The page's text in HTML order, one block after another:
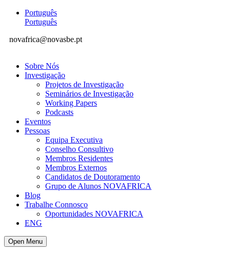
Português
Português
novafrica@novasbe.pt
Sobre Nós
Investigação
Projetos de Investigação
Seminários de Investigação
Working Papers
Podcasts
Eventos
Pessoas
Equipa Executiva
Conselho Consultivo
Membros Residentes
Membros Externos
Candidatos de Doutoramento
Grupo de Alunos NOVAFRICA
Blog
Trabalhe Connosco
Oportunidades NOVAFRICA
ENG
Open Menu